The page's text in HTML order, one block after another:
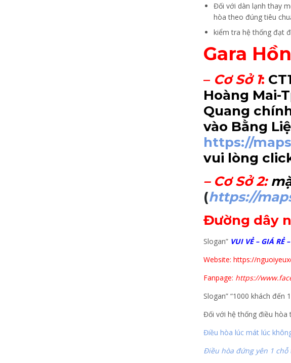
Đối với dàn lạnh thay
hòa theo đúng tiêu
kiểm tra hệ thống đạt
Gara
– Cơ Sở 1:
Hoàng Mai-
Quang
vào Bằng
https://
vui lòng
– Cơ Sở 2:
(https://
Đường dây
Slogan” VUI VẺ – GIÁ RẺ
Website: https://
Fanpage: https://
Slogan” “1000 khách đến
Đối với hệ thống điều hòa
Điều hòa lúc mát lúc
Điều hòa đứng yên 1